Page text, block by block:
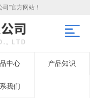
”官方网站！
中心 产品知识
我们